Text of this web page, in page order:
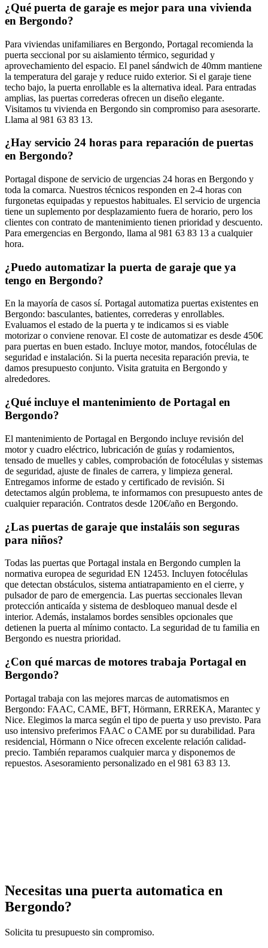
¿Qué puerta de garaje es mejor para una vivienda
en Bergondo?
Para viviendas unifamiliares en Bergondo, Portagal recomienda la
puerta seccional por su aislamiento térmico, seguridad y
aprovechamiento del espacio. El panel sándwich de 40mm mantiene
la temperatura del garaje y reduce ruido exterior. Si el garaje tiene
techo bajo, la puerta enrollable es la alternativa ideal. Para entradas
amplias, las puertas correderas ofrecen un diseño elegante.
Visitamos tu vivienda en Bergondo sin compromiso para asesorarte.
Llama al 981 63 83 13.
¿Hay servicio 24 horas para reparación de puertas
en Bergondo?
Portagal dispone de servicio de urgencias 24 horas en Bergondo y
toda la comarca. Nuestros técnicos responden en 2-4 horas con
furgonetas equipadas y repuestos habituales. El servicio de urgencia
tiene un suplemento por desplazamiento fuera de horario, pero los
clientes con contrato de mantenimiento tienen prioridad y descuento.
Para emergencias en Bergondo, llama al 981 63 83 13 a cualquier
hora.
¿Puedo automatizar la puerta de garaje que ya
tengo en Bergondo?
En la mayoría de casos sí. Portagal automatiza puertas existentes en
Bergondo: basculantes, batientes, correderas y enrollables.
Evaluamos el estado de la puerta y te indicamos si es viable
motorizar o conviene renovar. El coste de automatizar es desde 450€
para puertas en buen estado. Incluye motor, mandos, fotocélulas de
seguridad e instalación. Si la puerta necesita reparación previa, te
damos presupuesto conjunto. Visita gratuita en Bergondo y
alrededores.
¿Qué incluye el mantenimiento de Portagal en
Bergondo?
El mantenimiento de Portagal en Bergondo incluye revisión del
motor y cuadro eléctrico, lubricación de guías y rodamientos,
tensado de muelles y cables, comprobación de fotocélulas y sistemas
de seguridad, ajuste de finales de carrera, y limpieza general.
Entregamos informe de estado y certificado de revisión. Si
detectamos algún problema, te informamos con presupuesto antes de
cualquier reparación. Contratos desde 120€/año en Bergondo.
¿Las puertas de garaje que instaláis son seguras
para niños?
Todas las puertas que Portagal instala en Bergondo cumplen la
normativa europea de seguridad EN 12453. Incluyen fotocélulas
que detectan obstáculos, sistema antiatrapamiento en el cierre, y
pulsador de paro de emergencia. Las puertas seccionales llevan
protección anticaída y sistema de desbloqueo manual desde el
interior. Además, instalamos bordes sensibles opcionales que
detienen la puerta al mínimo contacto. La seguridad de tu familia en
Bergondo es nuestra prioridad.
¿Con qué marcas de motores trabaja Portagal en
Bergondo?
Portagal trabaja con las mejores marcas de automatismos en
Bergondo: FAAC, CAME, BFT, Hörmann, ERREKA, Marantec y
Nice. Elegimos la marca según el tipo de puerta y uso previsto. Para
uso intensivo preferimos FAAC o CAME por su durabilidad. Para
residencial, Hörmann o Nice ofrecen excelente relación calidad-
precio. También reparamos cualquier marca y disponemos de
repuestos. Asesoramiento personalizado en el 981 63 83 13.
Necesitas una puerta automatica en
Bergondo?
Solicita tu presupuesto sin compromiso.